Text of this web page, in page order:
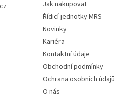
Jak nakupovat
Řídicí jednotky MRS
Novinky
Kariéra
Kontaktní údaje
Obchodní podmínky
Ochrana osobních údajů
O nás